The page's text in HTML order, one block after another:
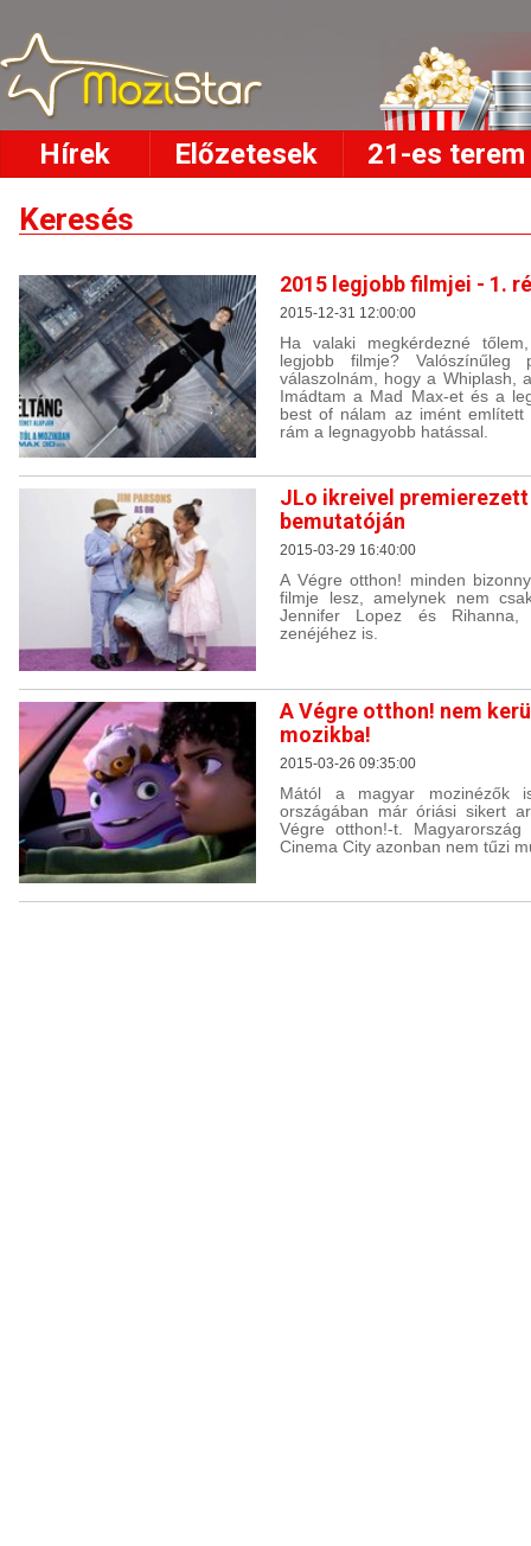
Hírek Előzetesek 21-es terem
Keresés
2015 legjobb filmjei - 1.
2015-12-31 12:00:00
Ha valaki megkérdezné
legjobb filmje?
válaszolnám, hogy a Whiplash,
Imádtam a Mad Max-et és a
best of nálam az imént
rám a legnagyobb hatással.
JLo ikreivel
bemutatóján
2015-03-29 16:40:00
A Végre otthon! minden
filmje lesz, amelynek nem
Jennifer Lopez és
zenéjéhez is.
A Végre otthon! nem
mozikba!
2015-03-26 09:35:00
Mától a magyar mozinézők
országában már óriási sikert
Végre otthon!-t.
Cinema City azonban nem tűzi